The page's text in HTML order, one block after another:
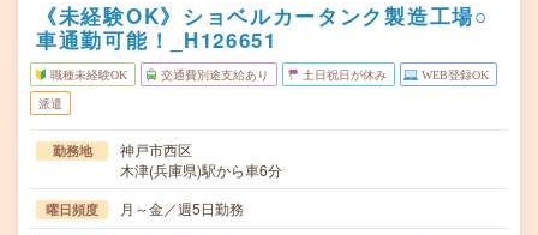
《未経験OK》ショベルカータンク製造工場○
車通勤可能！_H126651
職種未経験OK 交通費別途支給あり 土日祝日が休み WEB登録OK
派遣
勤務地
神戸市西区
木津(兵庫県)駅から車6分
曜日頻度 月～金／週5日勤務